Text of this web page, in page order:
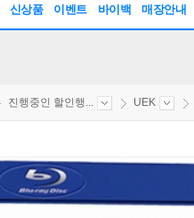
신상품 이벤트 바이백 매장안내
진행중인 할인행... UEK